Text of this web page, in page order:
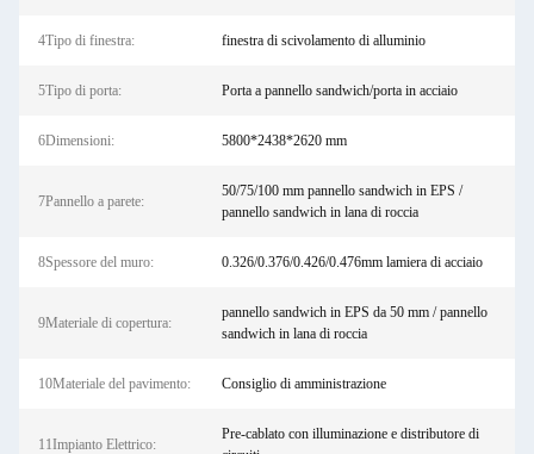
4Tipo di finestra: finestra di scivolamento di alluminio
5Tipo di porta: Porta a pannello sandwich/porta in acciaio
6Dimensioni: 5800*2438*2620 mm
7Pannello a parete:
50/75/100 mm pannello sandwich in EPS /
pannello sandwich in lana di roccia
8Spessore del muro: 0.326/0.376/0.426/0.476mm lamiera di acciaio
9Materiale di copertura:
pannello sandwich in EPS da 50 mm / pannello
sandwich in lana di roccia
10Materiale del pavimento: Consiglio di amministrazione
11Impianto Elettrico:
Pre-cablato con illuminazione e distributore di